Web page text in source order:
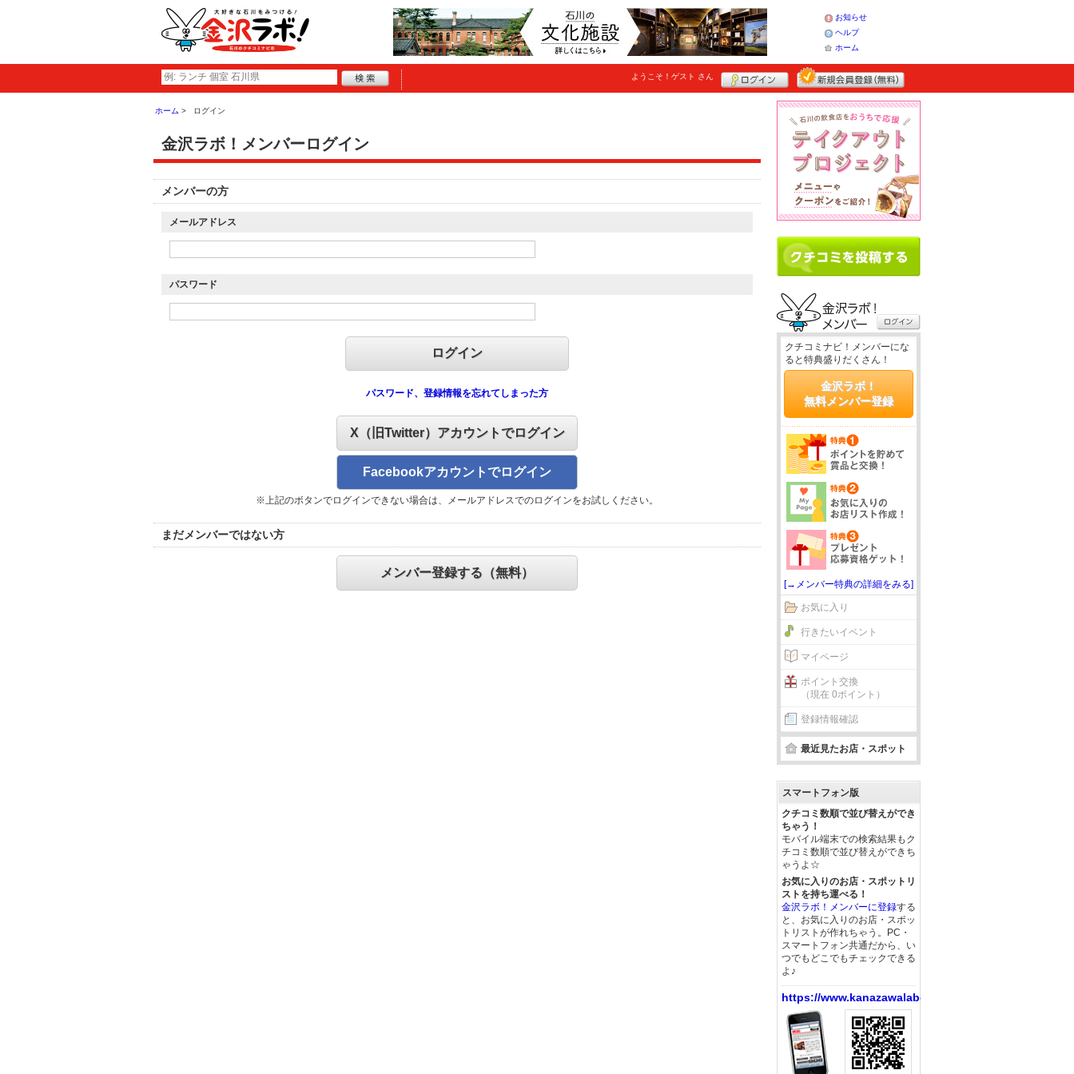
お知らせ
ヘルプ
ホーム
ようこそ！ ゲスト さん
ホーム ログイン
金沢ラボ！メンバーログイン
メンバーの方
メールアドレス
パスワード
パスワード、登録情報を忘れてしまった方
X（旧Twitter）アカウントでログイン
Facebookアカウントでログイン
※上記のボタンでログインできない場合は、メールアドレスでのログインをお試しください。
まだメンバーではない方
メンバー登録する（無料）
クチコミナビ！メンバーにな
ると特典盛りだくさん！
金沢ラボ！
無料メンバー登録
[→メンバー特典の詳細をみる]
お気に入り
行きたいイベント
マイページ
ポイント交換
（現在 0ポイント）
登録情報確認
最近見たお店・スポット
スマートフォン版
クチコミ数順で並び替えができ
ちゃう！
モバイル端末での検索結果もク
チコミ数順で並び替えができち
ゃうよ☆
お気に入りのお店・スポットリ
ストを持ち運べる！
金沢ラボ！メンバーに登録する
と、お気に入りのお店・スポッ
トリストが作れちゃう。PC・
スマートフォン共通だから、い
つでもどこでもチェックできる
よ♪
https://www.kanazawalabo.net/